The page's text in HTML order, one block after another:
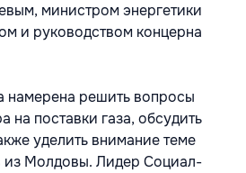
министром энергетики
и руководством концерна
намерена решить вопросы
на поставки газа, обсудить
уделить внимание теме
из Молдовы. Лидер Социал-